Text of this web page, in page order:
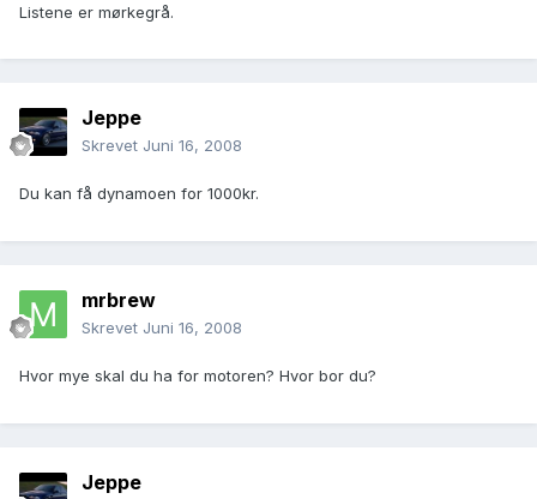
Listene er mørkegrå.
Jeppe
Skrevet Juni 16, 2008
Du kan få dynamoen for 1000kr.
mrbrew
Skrevet Juni 16, 2008
Hvor mye skal du ha for motoren? Hvor bor du?
Jeppe